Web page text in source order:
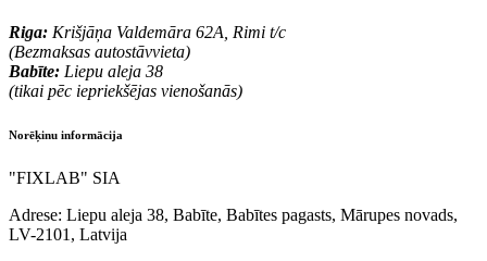
Riga: Krišjāņa Valdemāra 62A, Rimi t/c
(Bezmaksas autostāvvieta)
Babīte: Liepu aleja 38
(tikai pēc iepriekšējas vienošanās)
Norēķinu informācija
"FIXLAB" SIA
Adrese: Liepu aleja 38, Babīte, Babītes pagasts, Mārupes novads,
LV-2101, Latvija